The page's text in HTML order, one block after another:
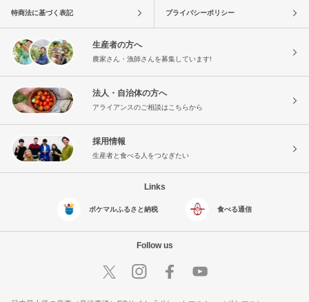
特商法に基づく表記 プライバシーポリシー
生産者の方へ
農家さん・漁師さんを募集しています!
法人・自治体の方へ
アライアンスのご相談はこちらから
採用情報
生産者と食べる人をつなぎたい
Links
ポケマルふるさと納税 食べる通信
Follow us